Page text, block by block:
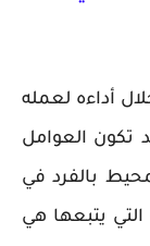
أداءه لعمله
تكون العوامل
بالفرد في
يتبعها هي